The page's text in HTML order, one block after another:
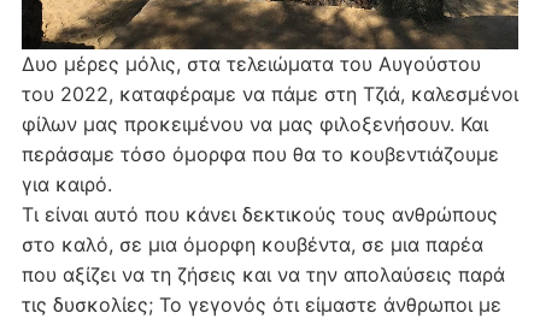
Δυο μέρες μόλις, στα τελειώματα του Αυγούστου
του 2022, καταφέραμε να πάμε στη Τζιά, καλεσμένοι
φίλων μας προκειμένου να μας φιλοξενήσουν. Και
περάσαμε τόσο όμορφα που θα το κουβεντιάζουμε
για καιρό.
Τι είναι αυτό που κάνει δεκτικούς τους ανθρώπους
στο καλό, σε μια όμορφη κουβέντα, σε μια παρέα
που αξίζει να τη ζήσεις και να την απολαύσεις παρά
τις δυσκολίες; Το γεγονός ότι είμαστε άνθρωποι με